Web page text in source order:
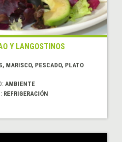
Y LANGOSTINOS
MARISCO, PESCADO, PLATO
AMBIENTE
REFRIGERACIÓN